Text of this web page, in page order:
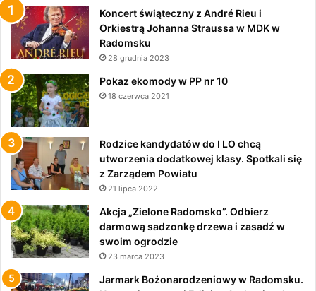
Koncert świąteczny z André Rieu i
Orkiestrą Johanna Straussa w MDK w
Radomsku
28 grudnia 2023
Pokaz ekomody w PP nr 10
18 czerwca 2021
Rodzice kandydatów do I LO chcą
utworzenia dodatkowej klasy. Spotkali się
z Zarządem Powiatu
21 lipca 2022
Akcja „Zielone Radomsko”. Odbierz
darmową sadzonkę drzewa i zasadź w
swoim ogrodzie
23 marca 2023
Jarmark Bożonarodzeniowy w Radomsku.